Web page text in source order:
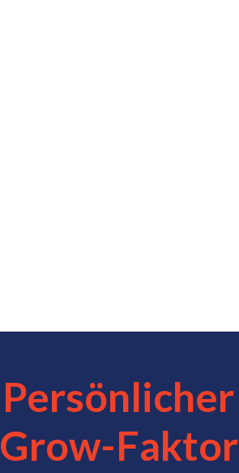
Persönlicher
Grow-Faktor